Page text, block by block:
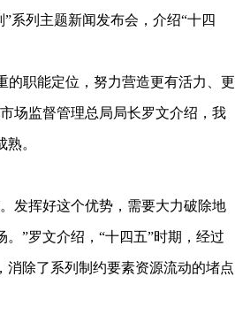
系列主题新闻发布会，介绍“十四
的职能定位，努力营造更有活力、更
场监督管理总局局长罗文介绍，我
。
发挥好这个优势，需要大力破除地
”罗文介绍，“十四五”时期，经过
除了系列制约要素资源流动的堵点